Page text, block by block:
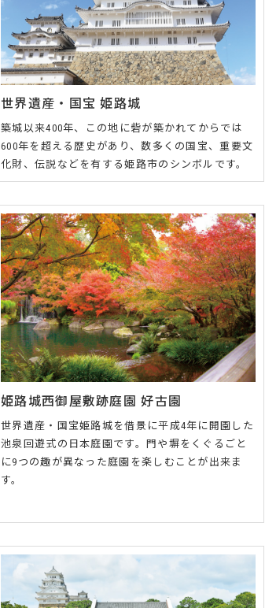
世界遺産・国宝 姫路城
築城以来400年、この地に砦が築かれてからでは
600年を超える歴史があり、数多くの国宝、重要文
化財、伝説などを有する姫路市のシンボルです。
姫路城西御屋敷跡庭園 好古園
世界遺産・国宝姫路城を借景に平成4年に開園した
池泉回遊式の日本庭園です。門や塀をくぐるごと
に9つの趣が異なった庭園を楽しむことが出来ま
す。